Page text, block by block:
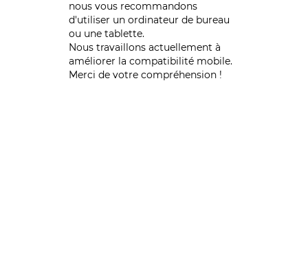
nous vous recommandons
d'utiliser un ordinateur de bureau
ou une tablette.
Nous travaillons actuellement à
améliorer la compatibilité mobile.
Merci de votre compréhension !